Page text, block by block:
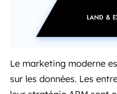
Le marketing moderne
sur les données. Les